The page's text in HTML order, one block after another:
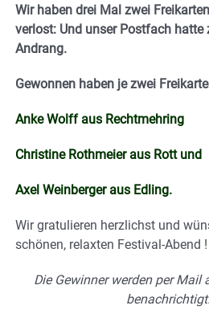
Wir haben drei Mal zwei
verlost: Und unser Postfach hatte
Andrang.
Gewonnen haben je zwei
Anke Wolff aus Rechtmehring
Christine Rothmeier aus Rott und
Axel Weinberger aus Edling.
Wir gratulieren herzlichst und
schönen, relaxten Festival-Abend !
Die Gewinner werden per Mail
benachrichtigt.